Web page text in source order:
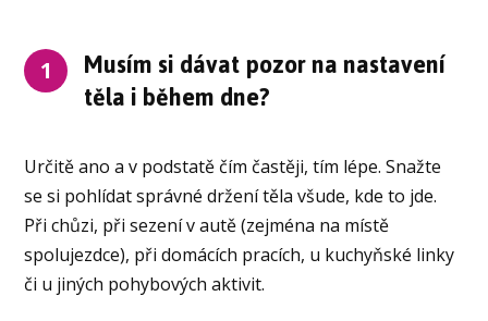
1 Musím si dávat pozor na nastavení
těla i během dne?
Určitě ano a v podstatě čím častěji, tím lépe. Snažte
se si pohlídat správné držení těla všude, kde to jde.
Při chůzi, při sezení v autě (zejména na místě
spolujezdce), při domácích pracích, u kuchyňské linky
či u jiných pohybových aktivit.